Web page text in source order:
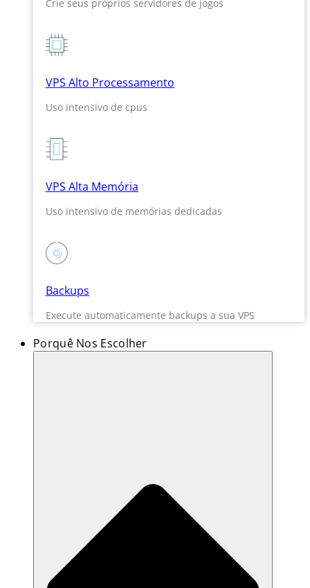
Crie seus próprios servidores de jogos
VPS Alto Processamento
Uso intensivo de cpus
VPS Alta Memória
Uso intensivo de memórias dedicadas
Backups
Execute automaticamente backups a sua VPS
Porquê Nos Escolher